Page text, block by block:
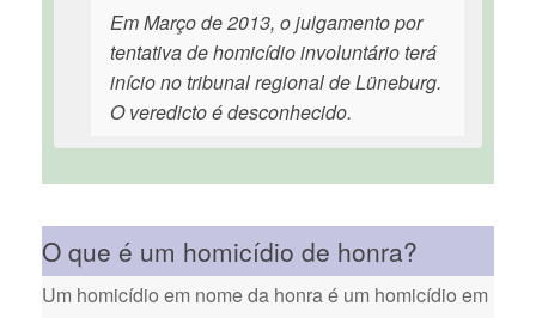
Em Março de 2013, o julgamento por
tentativa de homicídio involuntário terá
início no tribunal regional de Lüneburg.
O veredicto é desconhecido.
O que é um homicídio de honra?
Um homicídio em nome da honra é um homicídio em